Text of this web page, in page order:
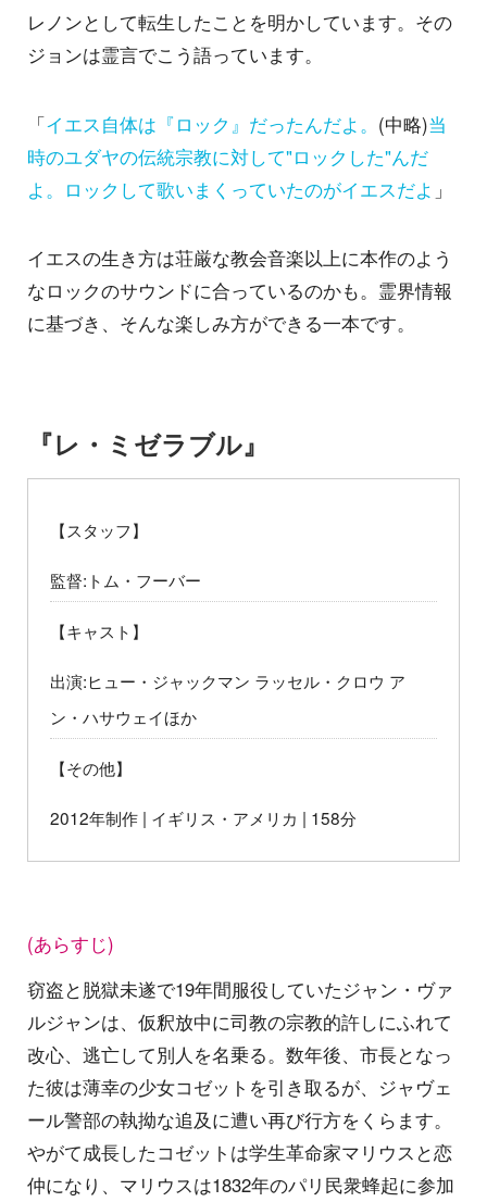
レノンとして転生したことを明かしています。その
ジョンは霊言でこう語っています。
「イエス自体は『ロック』だったんだよ。 (中略)当
時のユダヤの伝統宗教に対して"ロックした"んだ
よ。ロックして歌いまくっていたのがイエスだよ 」
イエスの生き方は荘厳な教会音楽以上に本作のよう
なロックのサウンドに合っているのかも。霊界情報
に基づき、そんな楽しみ方ができる一本です。
『レ・ミゼラブル』
【スタッフ】
監督:トム・フーバー
【キャスト】
出演:ヒュー・ジャックマン ラッセル・クロウ ア
ン・ハサウェイほか
【その他】
2012年制作 | イギリス・アメリカ | 158分
(あらすじ)
窃盗と脱獄未遂で19年間服役していたジャン・ヴァ
ルジャンは、仮釈放中に司教の宗教的許しにふれて
改心、逃亡して別人を名乗る。数年後、市長となっ
た彼は薄幸の少女コゼットを引き取るが、ジャヴェ
ール警部の執拗な追及に遭い再び行方をくらます。
やがて成長したコゼットは学生革命家マリウスと恋
仲になり、マリウスは1832年のパリ民衆蜂起に参加